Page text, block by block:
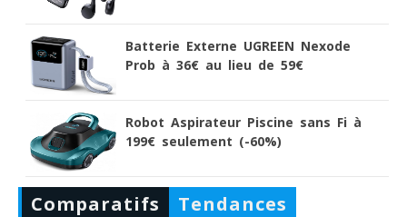
Batterie Externe UGREEN Nexode
Prob à 36€ au lieu de 59€
Robot Aspirateur Piscine sans Fi à
199€ seulement (-60%)
Comparatifs Tendances